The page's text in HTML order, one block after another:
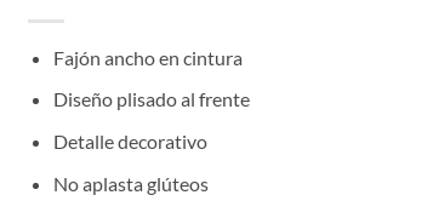
Fajón ancho en cintura
Diseño plisado al frente
Detalle decorativo
No aplasta glúteos